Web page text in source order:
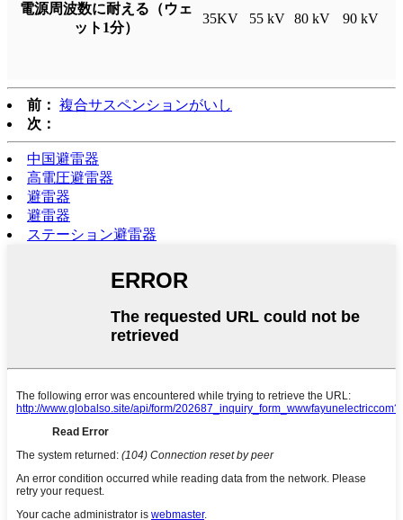
電源周波数に耐える（ウェ
ット1分）
35KV 55 kV 80 kV 90 kV
前： 複合サスペンションがいし
次：
中国避雷器
高電圧避雷器
避雷器
避雷器
ステーション避雷器